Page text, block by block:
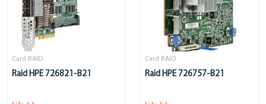
Card RAID
Raid HPE 726821-B21
Card RAID
Raid HPE 726757-B21